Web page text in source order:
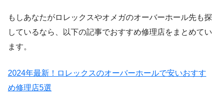
もしあなたがロレックスやオメガのオーバーホール先も探
しているなら、以下の記事でおすすめ修理店をまとめてい
ます。
2024年最新！ロレックスのオーバーホールで安いおすす
め修理店5選